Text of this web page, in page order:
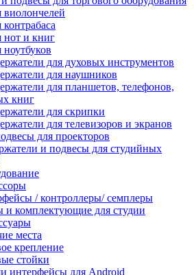
нот и книг
для духовых инструментов
для наушников
для планшетов, телефонов,
книг
для скрипки
для телевизоров и экранов
для проекторов
и подвесы для студийных
/ контроллеры/ семплеры
и комплектующие для студии
места
крепление
стойки
интерфейсы для Android